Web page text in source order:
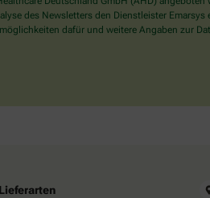
des Newsletters den Dienstleister
dafür und weitere Angaben zur
Lieferarten